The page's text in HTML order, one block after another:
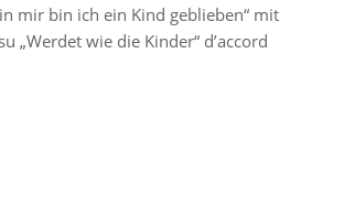
mir bin ich ein Kind geblieben“ mit
„Werdet wie die Kinder“ d’accord